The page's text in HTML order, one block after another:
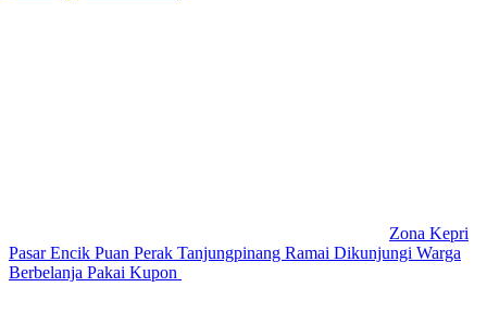
Zona Kepri
Pasar Encik Puan Perak Tanjungpinang Ramai Dikunjungi Warga
Berbelanja Pakai Kupon